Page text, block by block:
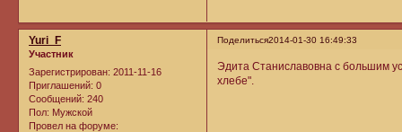
Поделиться2014-01-30 16:49:33
Yuri_F
Участник
Зарегистрирован: 2011-11-16
Приглашений: 0
Сообщений: 240
Пол: Мужской
Провел на форуме:
Эдита Станиславовна с большим
хлебе".